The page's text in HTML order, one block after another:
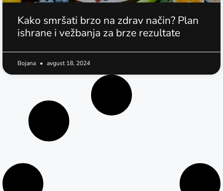
Kako smršati brzo na zdrav način? Plan
ishrane i vežbanja za brze rezultate
Bojana avgust 18, 2024